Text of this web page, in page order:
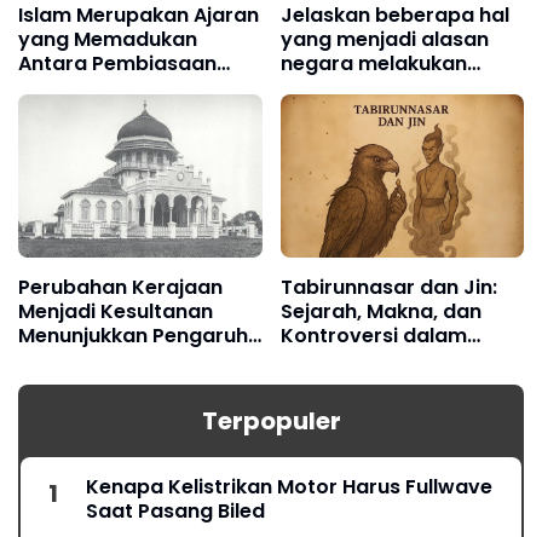
Islam Merupakan Ajaran
yang Memadukan
Antara Pembiasaan
(Budaya) dan
Jelaskan beberapa hal
yang menjadi alasan
negara melakukan
intra-industry trade!
Perubahan Kerajaan
Menjadi Kesultanan
Menunjukkan Pengaruh
Tabirunnasar dan Jin:
Sejarah, Makna, dan
Kontroversi dalam
Terpopuler
Kenapa Kelistrikan Motor Harus Fullwave
Saat Pasang Biled